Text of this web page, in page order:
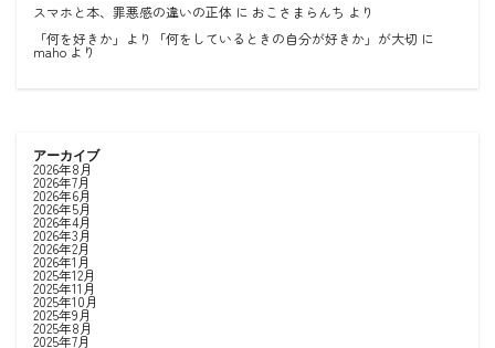
スマホと本、罪悪感の違いの正体 に おこさまらんち より
「何を好きか」より「何をしているときの自分が好きか」が大切 に
mahoより
アーカイブ
2026年8月
2026年7月
2026年6月
2026年5月
2026年4月
2026年3月
2026年2月
2026年1月
2025年12月
2025年11月
2025年10月
2025年9月
2025年8月
2025年7月